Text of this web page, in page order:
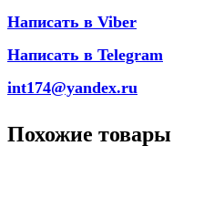
Написать в Viber
Написать в Telegram
int174@yandex.ru
Похожие товары